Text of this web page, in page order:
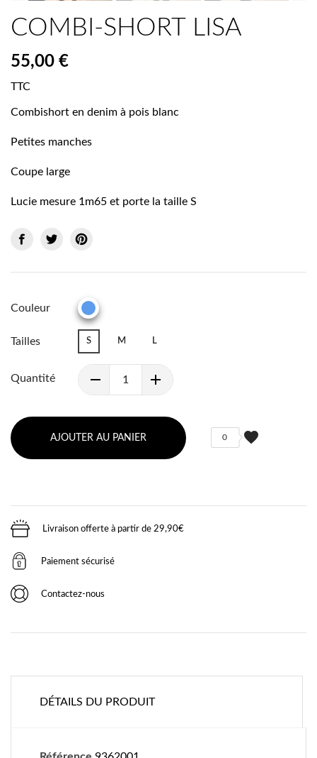
COMBI-SHORT LISA
55,00 €
TTC
Combishort en denim à pois blanc
Petites manches
Coupe large
Lucie mesure 1m65 et porte la taille S
Couleur BLEU
Tailles S M L
Quantité
AJOUTER AU PANIER favorite
0
Livraison offerte à partir de 29,90€
Paiement sécurisé
Contactez-nous
DÉTAILS DU PRODUIT